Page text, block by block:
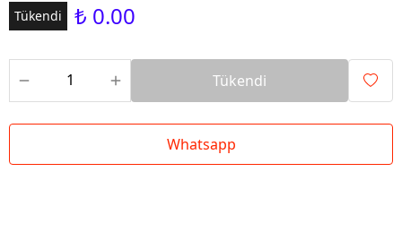
Tükendi ₺ 0.00
Tükendi
Whatsapp